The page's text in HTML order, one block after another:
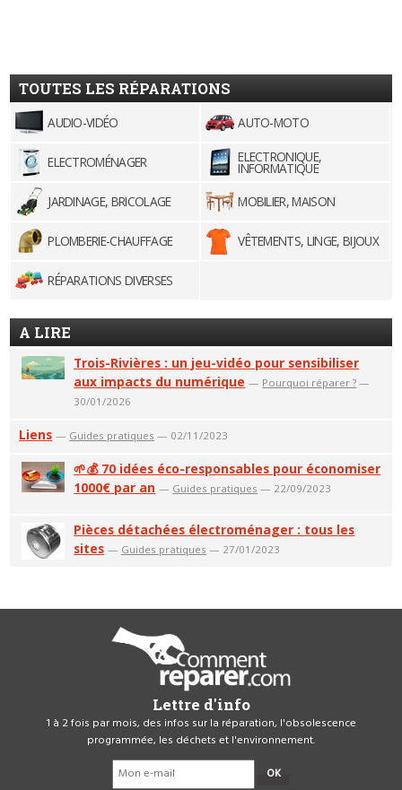
TOUTES LES RÉPARATIONS
AUDIO-VIDÉO AUTO-MOTO
ELECTROMÉNAGER ELECTRONIQUE,
INFORMATIQUE
JARDINAGE, BRICOLAGE
MOBILIER, MAISON
PLOMBERIE-CHAUFFAGE VÊTEMENTS, LINGE, BIJOUX
RÉPARATIONS DIVERSES
A LIRE
Trois-Rivières : un jeu-vidéo pour sensibiliser
aux impacts du numérique — Pourquoi réparer ? —
30/01/2026
Liens — Guides pratiques — 02/11/2023
🌱💰 70 idées éco-responsables pour économiser
1000€ par an — Guides pratiques — 22/09/2023
Pièces détachées électroménager : tous les
sites — Guides pratiques — 27/01/2023
Lettre d'info
1 à 2 fois par mois, des infos sur la réparation, l'obsolescence
programmée, les déchets et l'environnement.
OK